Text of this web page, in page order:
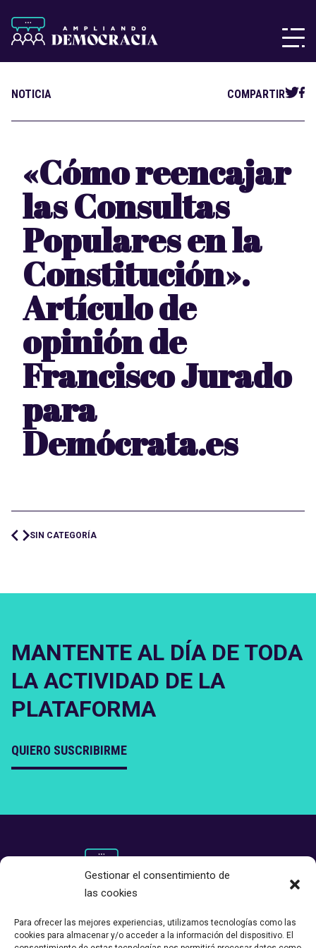
Gestionar el consentimiento de
las cookies
Para ofrecer las mejores experiencias, utilizamos tecnologías como las
cookies para almacenar y/o acceder a la información del dispositivo. El
NOTICIA COMPARTIR
«Cómo reencajar
las Consultas
Populares en la
Constitución».
Artículo de
opinión de
Francisco Jurado
para
Demócrata.es
SIN CATEGORÍA
MANTENTE AL DÍA DE TODA
LA ACTIVIDAD DE LA
PLATAFORMA
QUIERO SUSCRIBIRME